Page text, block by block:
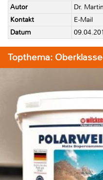
Autor
Dr.
Kontakt
E-Mail
Datum
Topthema: